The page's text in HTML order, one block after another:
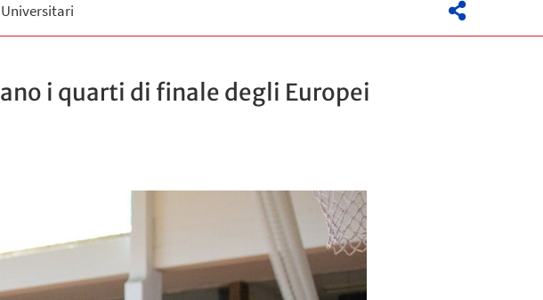
i quarti di finale degli Europei